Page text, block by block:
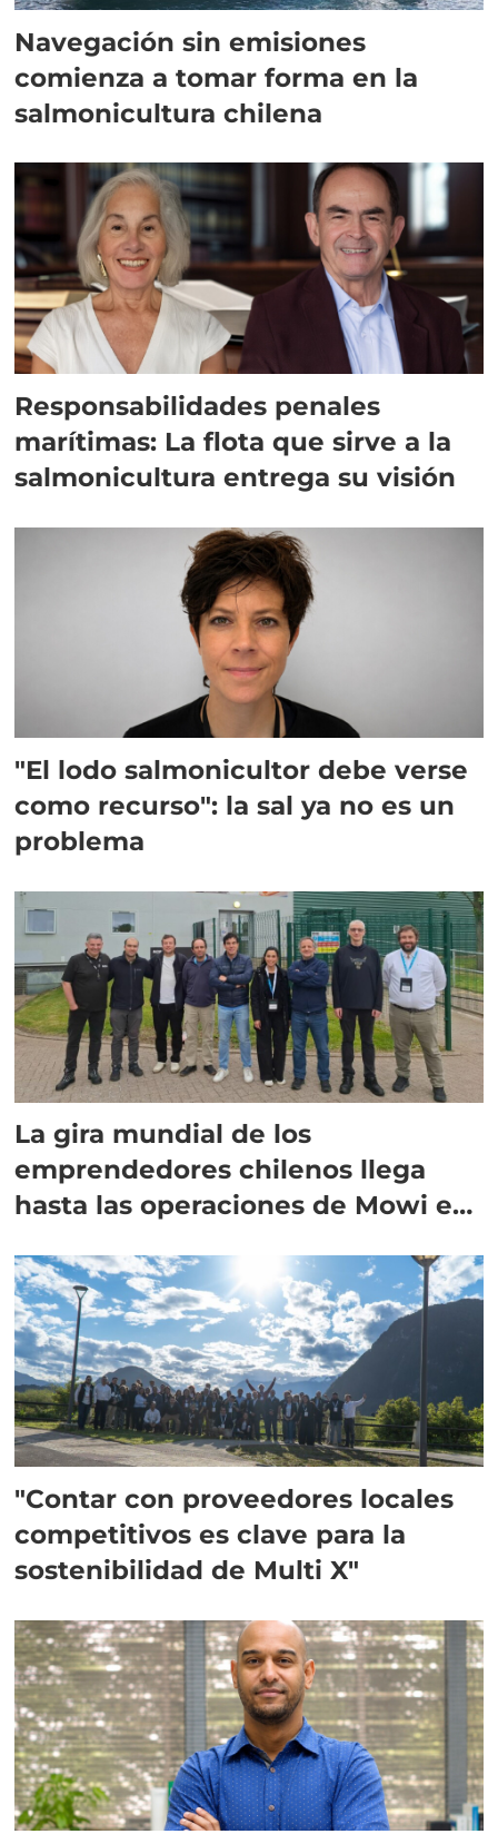
Navegación sin emisiones
comienza a tomar forma en la
salmonicultura chilena
Responsabilidades penales
marítimas: La flota que sirve a la
salmonicultura entrega su visión
"El lodo salmonicultor debe verse
como recurso": la sal ya no es un
problema
La gira mundial de los
emprendedores chilenos llega
hasta las operaciones de Mowi en
"Contar con proveedores locales
competitivos es clave para la
sostenibilidad de Multi X"